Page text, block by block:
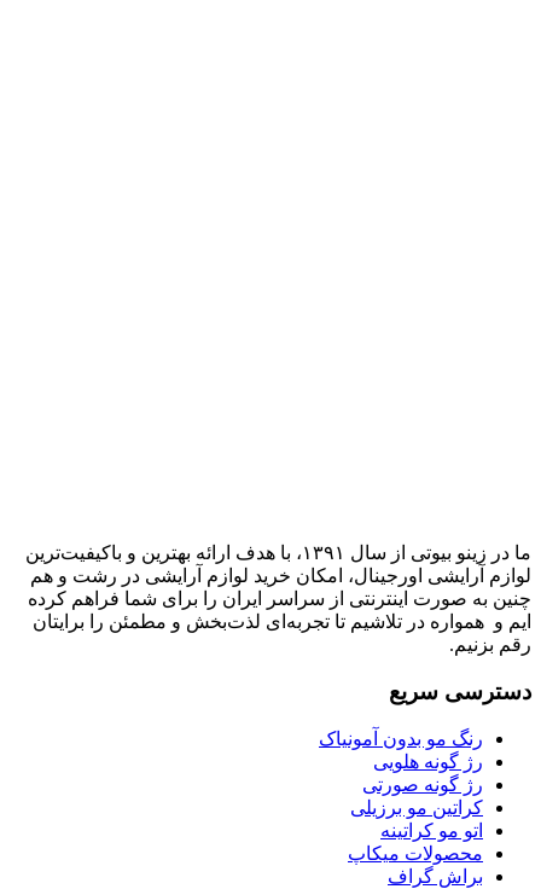
ما در زینو بیوتی از سال ۱۳۹۱، با هدف ارائه بهترین و باکیفیت‌ترین
لوازم آرایشی اورجینال، امکان خرید لوازم آرایشی در رشت و هم
چنین به صورت اینترنتی از سراسر ایران را برای شما فراهم کرده
ایم و همواره در تلاشیم تا تجربه‌ای لذت‌بخش و مطمئن را برایتان
رقم بزنیم.
دسترسی سریع
رنگ مو بدون آمونیاک
رژ گونه هلویی
رژ گونه صورتی
کراتین مو برزیلی
اتو مو کراتینه
محصولات میکاپ
براش گراف